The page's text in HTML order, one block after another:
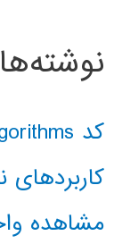
کد classical AI search algorithms
کاربردهای
مشاهده